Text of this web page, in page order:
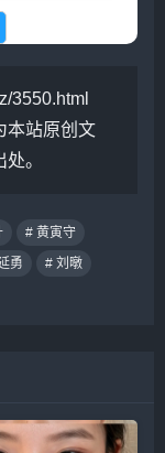
3550.html
本站原创文
。
# 黄寅守
勇
# 刘暾